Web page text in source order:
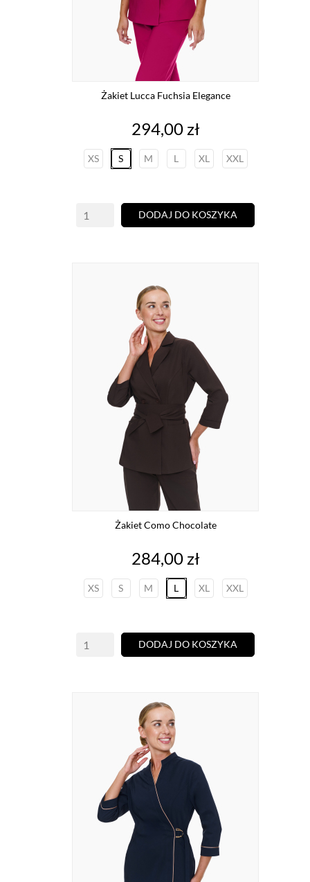
Żakiet Lucca Fuchsia Elegance
Cena
294,00 zł
XS S M L XL XXL
DODAJ DO KOSZYKA
Żakiet Como Chocolate
Cena
284,00 zł
XS S M L XL XXL
DODAJ DO KOSZYKA